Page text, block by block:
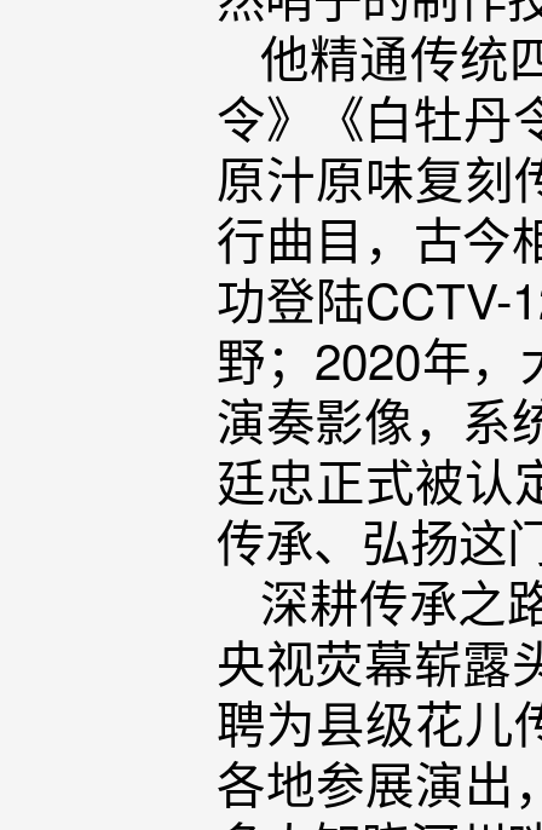
他精通传统
令》《白牡丹
原汁原味复刻
行曲目，古今
功登陆CCTV-
野；2020年
演奏影像，系
廷忠正式被认
传承、弘扬这
深耕传承之
央视荧幕崭露
聘为县级花儿
各地参展演出